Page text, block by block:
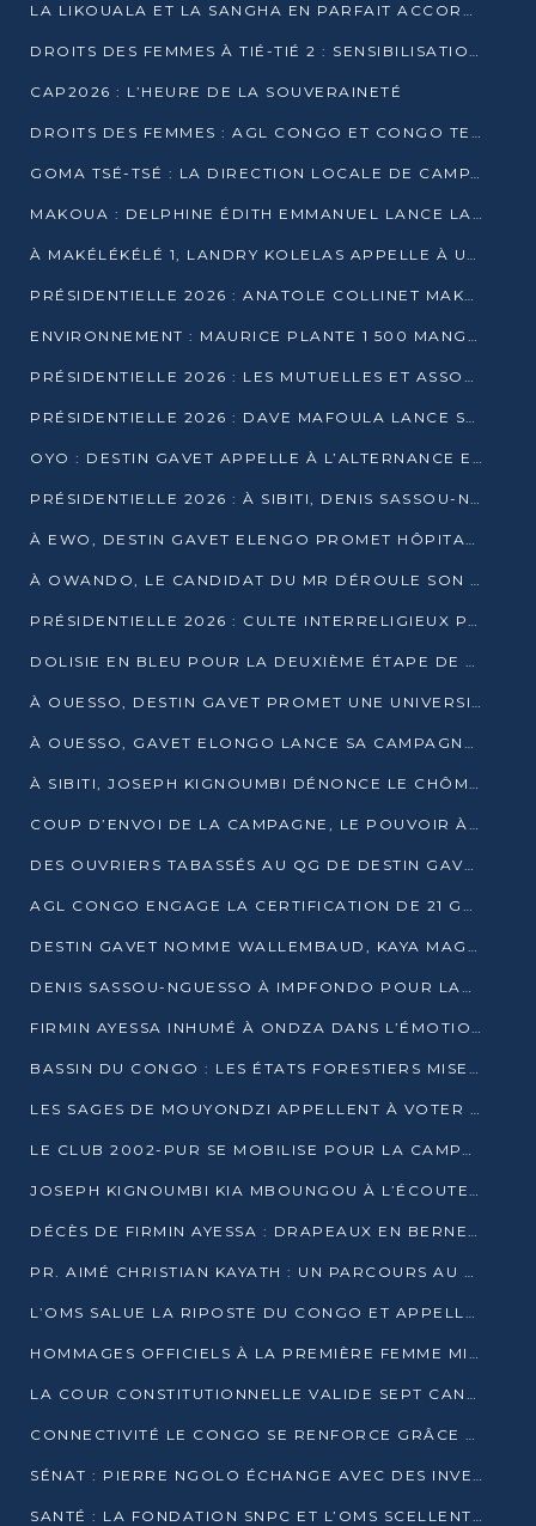
LA LIKOUALA ET LA SANGHA EN PARFAIT ACCORD AVEC LE PROJET DE SOCIÉTÉ DU CANDIDAT DENIS SASSOU-N’GUESSO
DROITS DES FEMMES À TIÉ-TIÉ 2 : SENSIBILISATION ET PÉDAGOGIE SUR LE DROIT DE VOTE
CAP2026 : L’HEURE DE LA SOUVERAINETÉ
DROITS DES FEMMES : AGL CONGO ET CONGO TERMINAL METTENT EN AVANT LE LEADERSHIP FÉMININ
GOMA TSÉ-TSÉ : LA DIRECTION LOCALE DE CAMPAGNE INTENSIFIE LA SENSIBILISATION DANS LES VILLAGES
MAKOUA : DELPHINE ÉDITH EMMANUEL LANCE LA CAMPAGNE POUR DENIS SASSOU-N’GUESSO
À MAKÉLÉKÉLÉ 1, LANDRY KOLELAS APPELLE À UNE MOBILISATION MASSIVE EN FAVEUR DE DENIS SASSOU-N’GUESSO
PRÉSIDENTIELLE 2026 : ANATOLE COLLINET MAKOSSO DÉFEND LE PROJET DE SOCIÉTÉ DE DENIS SASSOU NGUESSO
ENVIRONNEMENT : MAURICE PLANTE 1 500 MANGROVES POUR HONORER WANGARI MAATHAI
PRÉSIDENTIELLE 2026 : LES MUTUELLES ET ASSOCIATIONS S’IMPLIQUENT DANS LA CAMPAGNE ÉLECTORALE À TIÉ-TIÉ 2 (POINTE-NOIRE)
PRÉSIDENTIELLE 2026 : DAVE MAFOULA LANCE SA « VAGUE DU NOUVEAU DÉPART » À IMPFONDO
OYO : DESTIN GAVET APPELLE À L’ALTERNANCE ET À LA RESPONSABILITÉ DE LA JEUNESSE
PRÉSIDENTIELLE 2026 : À SIBITI, DENIS SASSOU-N’GUESSO PARIE SUR LES RESSOURCES DE LA LEKOUMOU
À EWO, DESTIN GAVET ELENGO PROMET HÔPITAL, CHEMIN DE FER ET AUDIT DES FINANCES PUBLIQUES
À OWANDO, LE CANDIDAT DU MR DÉROULE SON PROGRAMME DE “CHANGEMENT”
PRÉSIDENTIELLE 2026 : CULTE INTERRELIGIEUX POUR LA PAIX À OUENZÉ
DOLISIE EN BLEU POUR LA DEUXIÈME ÉTAPE DE CAMPAGNE DE DSN
À OUESSO, DESTIN GAVET PROMET UNE UNIVERSITÉ POUR LA SANGHA
À OUESSO, GAVET ELONGO LANCE SA CAMPAGNE SOUS LE SIGNE DU RENOUVEAU
À SIBITI, JOSEPH KIGNOUMBI DÉNONCE LE CHÔMAGE ET LES DÉFAILLANCES DE L’ÉTAT
COUP D’ENVOI DE LA CAMPAGNE, LE POUVOIR À POINTE-NOIRE, L’OPPOSITION À OUESSO ET SIBITI
DES OUVRIERS TABASSÉS AU QG DE DESTIN GAVET À 24 HEURES DE L’OUVERTURE DE LA CAMPAGNE
AGL CONGO ENGAGE LA CERTIFICATION DE 21 GRUTIERS AUX NORMES INTERNATIONALES
DESTIN GAVET NOMME WALLEMBAUD, KAYA MAGANE, BOUDZIKA ET MBOUSSA-ELLAH AUX COMMANDES DE SA CAMPAGNE
DENIS SASSOU-NGUESSO À IMPFONDO POUR LANCER LE CORRIDOR 13
FIRMIN AYESSA INHUMÉ À ONDZA DANS L’ÉMOTION ET LE RECUEILLEMENT
BASSIN DU CONGO : LES ÉTATS FORESTIERS MISENT SUR LES MARCHÉS CARBONE
LES SAGES DE MOUYONDZI APPELLENT À VOTER DENIS SASSOU-NGUESSO
LE CLUB 2002-PUR SE MOBILISE POUR LA CAMPAGNE
JOSEPH KIGNOUMBI KIA MBOUNGOU À L’ÉCOUTE DE TALANGAÏ
DÉCÈS DE FIRMIN AYESSA : DRAPEAUX EN BERNE LUNDI
PR. AIMÉ CHRISTIAN KAYATH : UN PARCOURS AU SERVICE DE LA RECHERCHE ET DE L’INNOVATION
L’OMS SALUE LA RIPOSTE DU CONGO ET APPELLE À DES RÉFORMES DURABLES
HOMMAGES OFFICIELS À LA PREMIÈRE FEMME MINISTRE DU CONGO
LA COUR CONSTITUTIONNELLE VALIDE SEPT CANDIDATURES POUR LA PRÉSIDENTIELLE
CONNECTIVITÉ LE CONGO SE RENFORCE GRÂCE AU CÂBLE 2AFRICA
SÉNAT : PIERRE NGOLO ÉCHANGE AVEC DES INVESTISSEURS DU NUMÉRIQUE
SANTÉ : LA FONDATION SNPC ET L’OMS SCELLENT UN PARTENARIAT STRATÉGIQUE DE TROIS ANS